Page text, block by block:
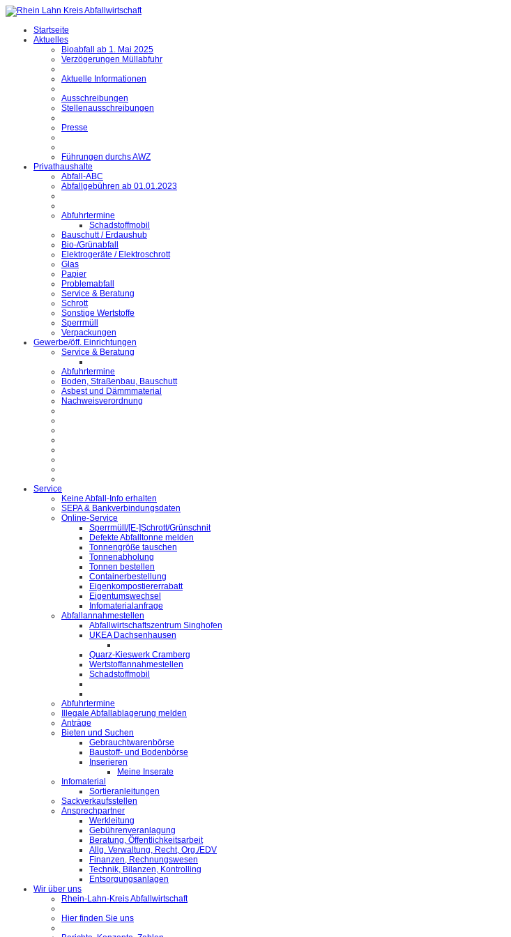
Startseite
Aktuelles
Bioabfall ab 1. Mai 2025
Verzögerungen Müllabfuhr
Aktuelle Informationen
Ausschreibungen
Stellenausschreibungen
Presse
Führungen durchs AWZ
Privathaushalte
Abfall-ABC
Abfallgebühren ab 01.01.2023
Abfuhrtermine
Schadstoffmobil
Bauschutt / Erdaushub
Bio-/Grünabfall
Elektrogeräte / Elektroschrott
Glas
Papier
Problemabfall
Service & Beratung
Schrott
Sonstige Wertstoffe
Sperrmüll
Verpackungen
Gewerbe/öff. Einrichtungen
Service & Beratung
Abfuhrtermine
Boden, Straßenbau, Bauschutt
Asbest und Dämmmaterial
Nachweisverordnung
Service
Keine Abfall-Info erhalten
SEPA & Bankverbindungsdaten
Online-Service
Sperrmüll/[E-]Schrott/Grünschnit
Defekte Abfalltonne melden
Tonnengröße tauschen
Tonnenabholung
Tonnen bestellen
Containerbestellung
Eigenkompostiererrabatt
Eigentumswechsel
Infomaterialanfrage
Abfallannahmestellen
Abfallwirtschaftszentrum Singhofen
UKEA Dachsenhausen
Quarz-Kieswerk Cramberg
Wertstoffannahmestellen
Schadstoffmobil
Abfuhrtermine
Illegale Abfallablagerung melden
Anträge
Bieten und Suchen
Gebrauchtwarenbörse
Baustoff- und Bodenbörse
Inserieren
Meine Inserate
Infomaterial
Sortieranleitungen
Sackverkaufsstellen
Ansprechpartner
Werkleitung
Gebührenveranlagung
Beratung, Öffentlichkeitsarbeit
Allg. Verwaltung, Recht, Org./EDV
Finanzen, Rechnungswesen
Technik, Bilanzen, Kontrolling
Entsorgungsanlagen
Wir über uns
Rhein-Lahn-Kreis Abfallwirtschaft
Hier finden Sie uns